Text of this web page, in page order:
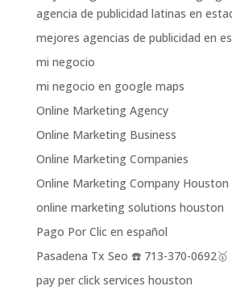
agencia de publicidad latinas en
mejores agencias de publicidad en
mi negocio
mi negocio en google maps
Online Marketing Agency
Online Marketing Business
Online Marketing Companies
Online Marketing Company Houston
online marketing solutions houston
Pago Por Clic en español
Pasadena Tx Seo ☎️ 713-370-0692🥇
pay per click services houston